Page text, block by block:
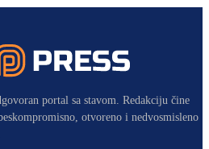
portal sa stavom. Redakciju čine
otvoreno i nedvosmisleno